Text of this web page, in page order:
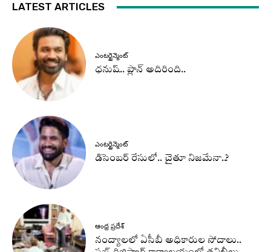
LATEST ARTICLES
ఎంటర్టైన్మెంట్
ధనుష్‌.. ప్లాన్ అదిరింది..
ఎంటర్టైన్మెంట్
డిసెంబర్ రేసులో.. చైతూ నిజమేనా..?
ఆంధ్ర ప్రదేశ్
నంద్యాలలో ఏసీబీ అధికారుల సోదాలు..